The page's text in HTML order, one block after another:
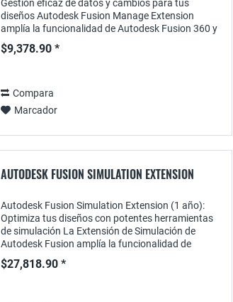
Gestión eficaz de datos y cambios para tus
diseños Autodesk Fusion Manage Extension
amplía la funcionalidad de Autodesk Fusion 360 y
te proporciona potentes herramientas para la
gestión de datos...
$9,378.90 *
Compara
Marcador
AUTODESK FUSION SIMULATION EXTENSION
Autodesk Fusion Simulation Extension (1 año):
Optimiza tus diseños con potentes herramientas
de simulación La Extensión de Simulación de
Autodesk Fusion amplía la funcionalidad de
Fusion 360 proporcionando herramientas de
simulación...
$27,818.90 *